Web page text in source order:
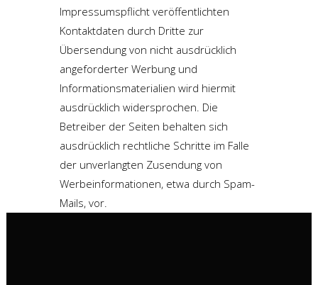
Impressumspflicht veröffentlichten
Kontaktdaten durch Dritte zur
Übersendung von nicht ausdrücklich
angeforderter Werbung und
Informationsmaterialien wird hiermit
ausdrücklich widersprochen. Die
Betreiber der Seiten behalten sich
ausdrücklich rechtliche Schritte im Falle
der unverlangten Zusendung von
Werbeinformationen, etwa durch Spam-
Mails, vor.